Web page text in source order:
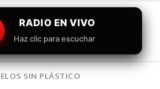
RADIO EN VIVO
Haz clic para escuchar
SIN PLÁSTICO